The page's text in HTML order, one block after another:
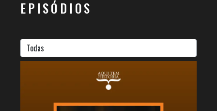
EPISÓDIOS